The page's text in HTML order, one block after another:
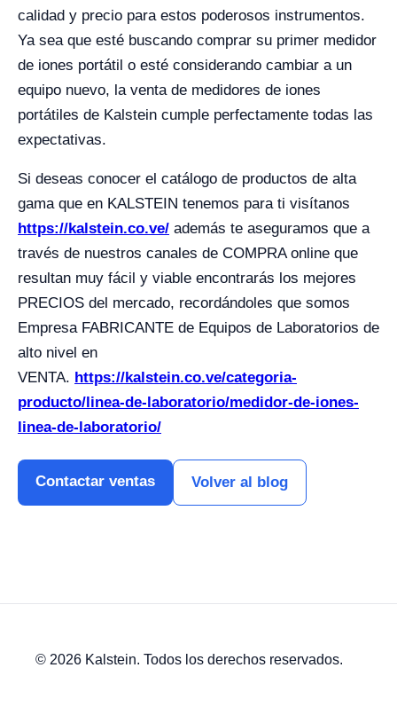
calidad y precio para estos poderosos instrumentos.
Ya sea que esté buscando comprar su primer medidor
de iones portátil o esté considerando cambiar a un
equipo nuevo, la venta de medidores de iones
portátiles de Kalstein cumple perfectamente todas las
expectativas.
Si deseas conocer el catálogo de productos de alta
gama que en KALSTEIN tenemos para ti visítanos
https://kalstein.co.ve/ además te aseguramos que a
través de nuestros canales de COMPRA online que
resultan muy fácil y viable encontrarás los mejores
PRECIOS del mercado, recordándoles que somos
Empresa FABRICANTE de Equipos de Laboratorios de
alto nivel en
VENTA. https://kalstein.co.ve/categoria-
producto/linea-de-laboratorio/medidor-de-iones-
linea-de-laboratorio/
Contactar ventas Volver al blog
© 2026 Kalstein. Todos los derechos reservados.